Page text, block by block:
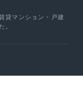
貸マンション・戸建
。